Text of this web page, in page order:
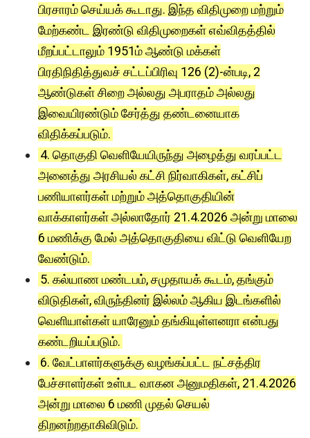
பிரசாரம் செய்யக் கூடாது. இந்த விதிமுறை மற்றும்
மேற்கண்ட இரண்டு விதிமுறைகள் எவ்விதத்தில்
மீறப்பட்டாலும் 1951ம் ஆண்டு மக்கள்
பிரதிநிதித்துவச் சட்டப்பிரிவு 126 (2)-ன்படி, 2
ஆண்டுகள் சிறை அல்லது அபராதம் அல்லது
இவையிரண்டும் சேர்த்து தண்டனையாக
விதிக்கப்படும்.
4. தொகுதி வெளியேயிருந்து அழைத்து வரப்பட்ட
அனைத்து அரசியல் கட்சி நிர்வாகிகள், கட்சிப்
பணியாளர்கள் மற்றும் அத்தொகுதியின்
வாக்காளர்கள் அல்லாதோர் 21.4.2026 அன்று மாலை
6 மணிக்கு மேல் அத்தொகுதியை விட்டு வெளியேற
வேண்டும்.
5. கல்யாண மண்டபம், சமுதாயக் கூடம், தங்கும்
விடுதிகள், விருந்தினர் இல்லம் ஆகிய இடங்களில்
வெளியாள்கள் யாரேனும் தங்கியுள்ளனரா என்பது
கண்டறியப்படும்.
6. வேட்பாளர்களுக்கு வழங்கப்பட்ட நட்சத்திர
பேச்சாளர்கள் உள்பட வாகன அனுமதிகள், 21.4.2026
அன்று மாலை 6 மணி முதல் செயல்
திறனற்றதாகிவிடும்.